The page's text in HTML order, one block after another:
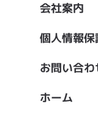
会社案内
個人情報
お問い合わ
ホーム